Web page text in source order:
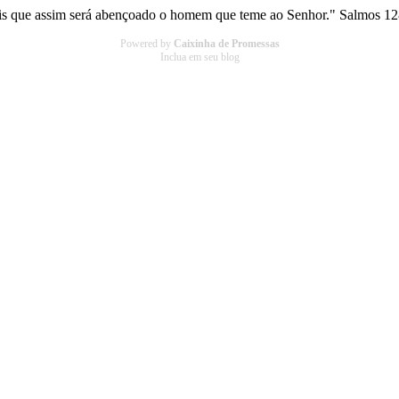
que assim será abençoado o homem que teme ao Senhor." Salmos
Powered by Caixinha de Promessas
Inclua em seu blog